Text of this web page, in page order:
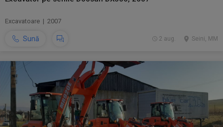
Excavatoare | 2007
Sună Seini, MM
2 aug.